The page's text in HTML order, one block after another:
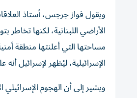
ويقول فواز جرجس، أستاذ
الأراضي اللبنانية، لكنها
مساحتها التي أعلنتها منطقة
الإسرائيلية، ليُظهر لإسرائيل
ويشير إلى أن الهجوم